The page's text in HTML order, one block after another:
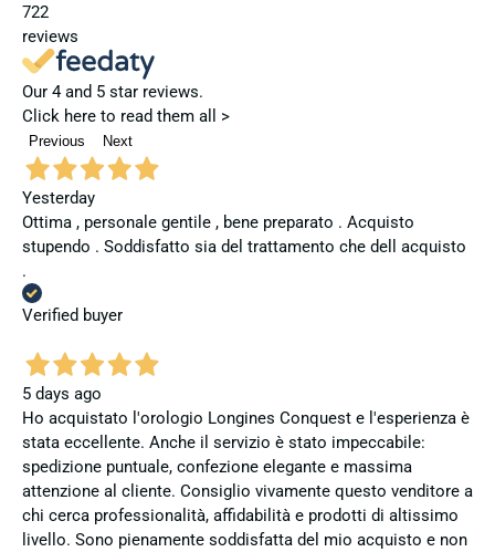
722
reviews
Our 4 and 5 star reviews.
Click here to read them all >
Previous Next
Yesterday
Ottima , personale gentile , bene preparato . Acquisto
stupendo . Soddisfatto sia del trattamento che dell acquisto
.
Verified buyer
5 days ago
Ho acquistato l'orologio Longines Conquest e l'esperienza è
stata eccellente. Anche il servizio è stato impeccabile:
spedizione puntuale, confezione elegante e massima
attenzione al cliente. Consiglio vivamente questo venditore a
chi cerca professionalità, affidabilità e prodotti di altissimo
livello. Sono pienamente soddisfatta del mio acquisto e non